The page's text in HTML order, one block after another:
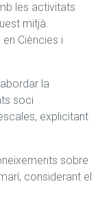
les activitats
mitjà.
Ciències i
la
soci
explicitant
sobre
considerant el